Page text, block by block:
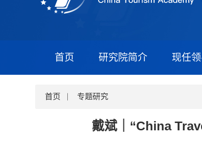
首页 研究院简介 现任
首页 专题研究
戴斌｜“China